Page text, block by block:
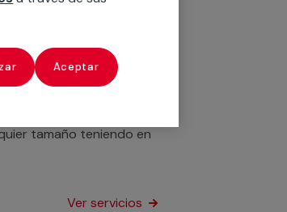
Ver servicios
tamaño teniendo en
Ver servicios
Aceptar